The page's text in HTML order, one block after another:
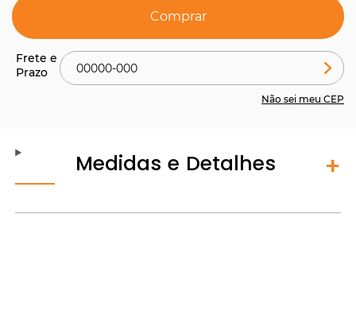
Comprar
Não sei meu CEP
Medidas e Detalhes